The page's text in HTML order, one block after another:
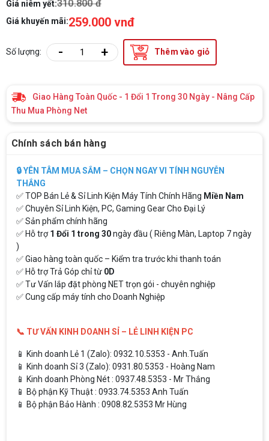
Giá niêm yết:310.800 đ
Giá khuyến mãi:259.000 vnđ
Số lượng: - + Thêm vào giỏ
Giao Hàng Toàn Quốc - 1 Đổi 1 Trong 30 Ngày - Nâng Cấp
Thu Mua Phòng Net
Chính sách bán hàng
🔒 YÊN TÂM MUA SẮM – CHỌN NGAY VI TÍNH NGUYỄN
THẮNG
✅ TOP Bán Lẻ & Sỉ Linh Kiện Máy Tính Chính Hãng Miền Nam
✅ Chuyên Sỉ Linh Kiện, PC, Gaming Gear Cho Đại Lý
✅ Sản phẩm chính hãng
✅ Hỗ trợ1 Đổi 1 trong 30ngày đầu ( Riêng Màn, Laptop 7 ngày
)
✅ Giao hàng toàn quốc – Kiểm tra trước khi thanh toán
✅ Hỗ trợ Trả Góp chỉ từ 0D
✅ Tư Vấn lắp đặt phòng NET trọn gói - chuyên nghiệp
✅ Cung cấp máy tính cho Doanh Nghiệp
📞 TƯ VẤN KINH DOANH SỈ – LẺ LINH KIỆN PC
📱 Kinh doanh Lẻ 1 (Zalo): 0932.10.5353 - Anh.Tuấn
📱 Kinh doanh Sỉ 3 (Zalo): 0931.80.5353 - Hoàng Nam
📱 Kinh doanh Phòng Nét : 0937.48.5353 - Mr Thắng
📱 Bộ phận Kỹ Thuật : 0933.74.5353 Anh Tuấn
📱 Bộ phận Bảo Hành : 0908.82.5353 Mr Hùng